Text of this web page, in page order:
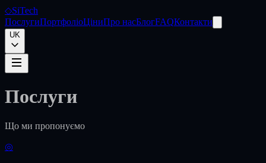
◇SiTech
ПослугиПортфоліоЦіниПро насБлогFAQКонтакти
UK
Послуги
Що ми пропонуємо
◎